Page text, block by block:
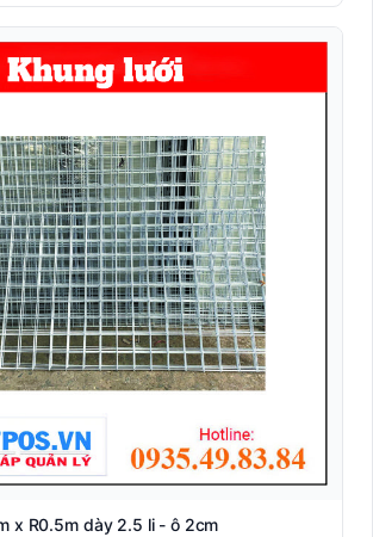
x R0.5m dày 2.5 li - ô 2cm